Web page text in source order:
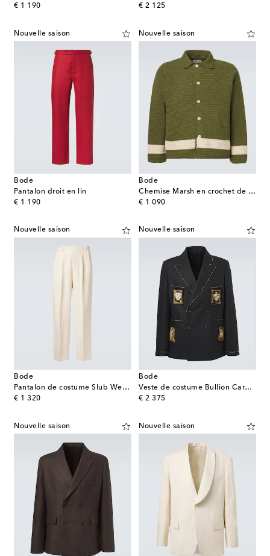
€ 1 190
original price
€ 2 125
original price
Nouvelle saison
Bode
Pantalon droit en lin
€ 1 190
original price
Nouvelle saison
Bode
Chemise Marsh en crochet de coton
€ 1 090
original price
Nouvelle saison
Bode
Pantalon de costume Slub Weave
€ 1 320
original price
Nouvelle saison
Bode
Veste de costume Bullion Card en lin
€ 2 375
original price
Nouvelle saison Nouvelle saison